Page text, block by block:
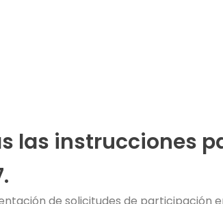
las instrucciones